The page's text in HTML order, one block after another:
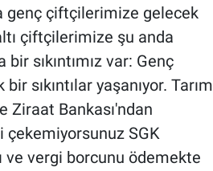
genç çiftçilerimize gelecek
çiftçilerimize şu anda
sıkıntımız var: Genç
sıkıntılar yaşanıyor. Tarım
Ziraat Bankası'ndan
SGK
ve vergi borcunu ödemekte